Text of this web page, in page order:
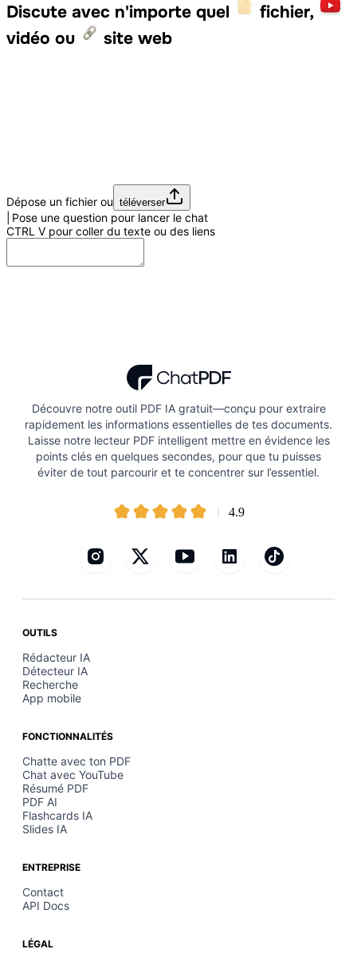
Discute avec n'importe quel
fichier,
vidéo ou
site web
Dépose un fichier ou téléverser
Pose une question pour lancer le chat
CTRL V pour coller du texte ou des liens
Découvre notre outil PDF IA gratuit—conçu pour extraire
rapidement les informations essentielles de tes documents.
Laisse notre lecteur PDF intelligent mettre en évidence les
points clés en quelques secondes, pour que tu puisses
éviter de tout parcourir et te concentrer sur l’essentiel.
4.9
OUTILS
Rédacteur IA
Détecteur IA
Recherche
App mobile
FONCTIONNALITÉS
Chatte avec ton PDF
Chat avec YouTube
Résumé PDF
PDF AI
Flashcards IA
Slides IA
ENTREPRISE
Contact
API Docs
LÉGAL